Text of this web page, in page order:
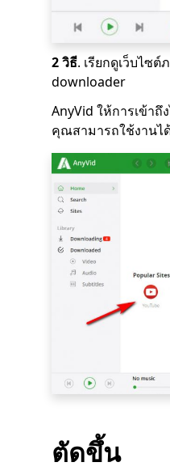
2 วิธี. เรียกดูเว็บไซต์
downloader
AnyVid ให้การเข้า
คุณสามารถใช้งานไ
ตัดขึ้น